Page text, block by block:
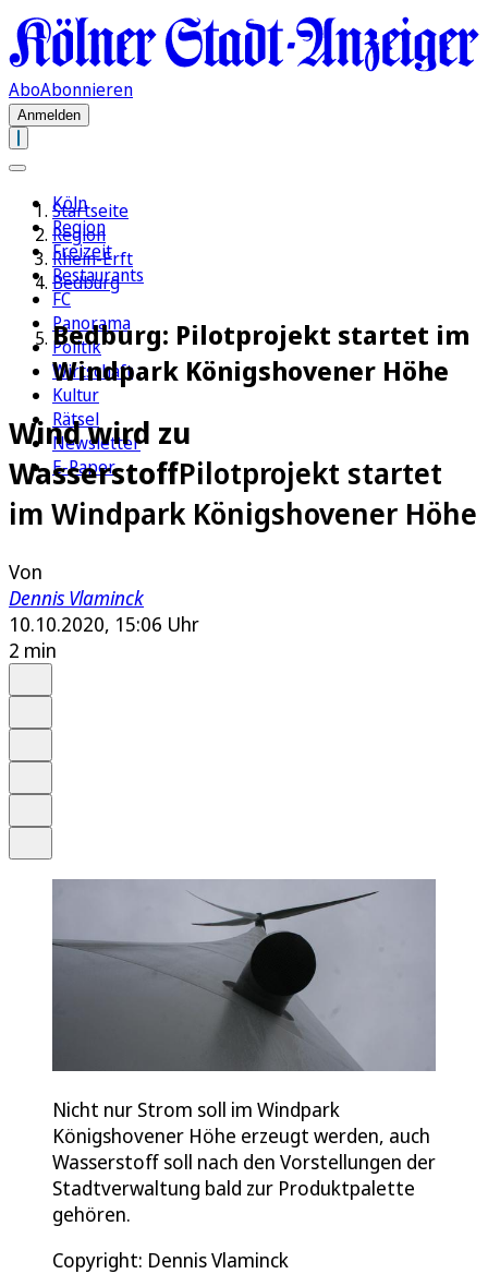
AboAbonnieren
Anmelden
Köln
Region
Freizeit
Restaurants
FC
Panorama
Politik
Wirtschaft
Kultur
Rätsel
Newsletter
E-Paper
Startseite
Region
Rhein-Erft
Bedburg
Bedburg: Pilotprojekt startet im
Windpark Königshovener Höhe
Wind wird zu
WasserstoffPilotprojekt startet
im Windpark Königshovener Höhe
Von
Dennis Vlaminck
10.10.2020, 15:06 Uhr
2 min
Nicht nur Strom soll im Windpark
Königshovener Höhe erzeugt werden, auch
Wasserstoff soll nach den Vorstellungen der
Stadtverwaltung bald zur Produktpalette
gehören.
Copyright: Dennis Vlaminck